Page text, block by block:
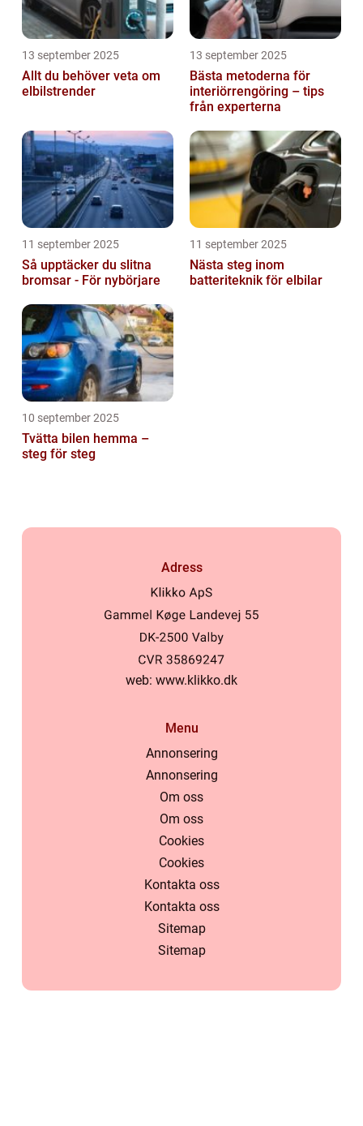
13 september 2025
Allt du behöver veta om
elbilstrender
13 september 2025
Bästa metoderna för
interiörrengöring – tips
från experterna
11 september 2025
Så upptäcker du slitna
bromsar - För nybörjare
11 september 2025
Nästa steg inom
batteriteknik för elbilar
10 september 2025
Tvätta bilen hemma –
steg för steg
Adress
web: www.klikko.dk
Menu
Annonsering
Annonsering
Om oss
Om oss
Cookies
Cookies
Kontakta oss
Kontakta oss
Sitemap
Sitemap